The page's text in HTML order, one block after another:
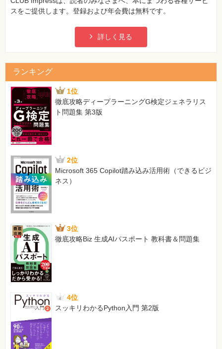
スをご提供します。登録および年会費は無料です。
詳しく見る
ランキング
1位
徹底攻略ディープラーニングG検定ジェネラリス
ト問題集 第3版
2位
Microsoft 365 Copilot踏み込み活用術（できるビジ
ネス）
3位
徹底攻略Biz 生成AIパスポート 教科書＆問題集
4位
スッキリわかるPython入門 第2版